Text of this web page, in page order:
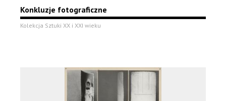
Konkluzje fotograficzne
Kolekcja Sztuki XX i XXI wieku